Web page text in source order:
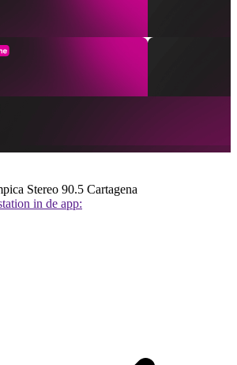
Stereo 90.5 Cartagena
in de app: